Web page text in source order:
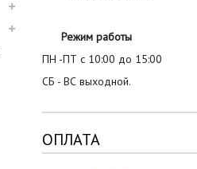
Режим работы
ПН -ПТ с 10:00 до 15:00
СБ - ВС выходной.
ОПЛАТА